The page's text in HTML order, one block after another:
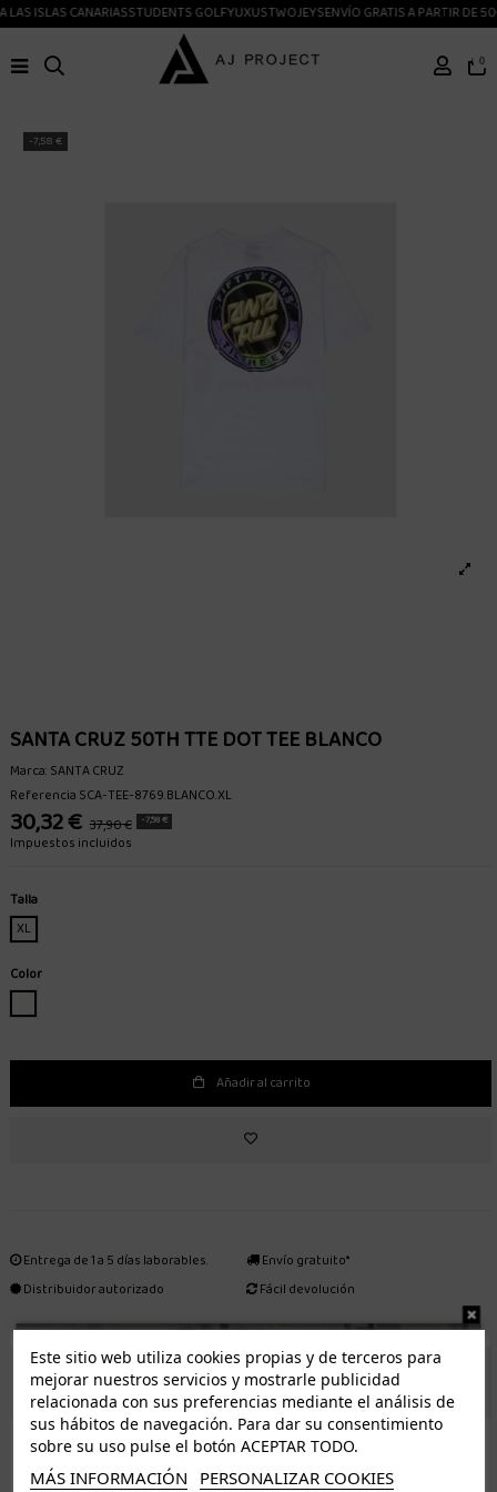
ISLAS CANARIASSTUDENTS GOLFYUXUSTWOJEYSENVÍO GRATIS A PARTIR DE
0
-7,58 €
SANTA CRUZ 50TH TTE DOT TEE BLANCO
Marca:SANTA CRUZ
ReferenciaSCA-TEE-8769.BLANCO.XL
30,32 € 37,90 € -7,58 €
Impuestos incluidos
Talla
XL
Color
Añadir al carrito
Entrega de 1 a 5 días laborables.
Distribuidor autorizado
Envío gratuito*
Fácil devolución
ENVÍO GRATUITO *
ISLAS CANARIAS
Tenerife 3.50€. Gratis a partir de 50€
Este sitio web utiliza cookies propias y de terceros para
mejorar nuestros servicios y mostrarle publicidad
relacionada con sus preferencias mediante el análisis de
sus hábitos de navegación. Para dar su consentimiento
sobre su uso pulse el botón ACEPTAR TODO.
MÁS INFORMACIÓN PERSONALIZAR COOKIES